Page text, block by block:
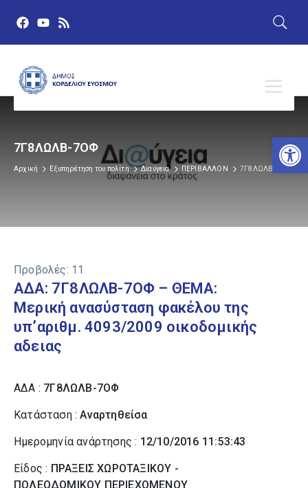
7Γ8ΛΩΛΒ-7ΟΦ
Αρχική Εξυπηρέτηση του πολίτη Διαύγεια ΠΕΡΙΒΑΛΛΟΝ 7Γ8ΛΩΛΒ-7ΟΦ
Προβολές: 11
ΑΔΑ: 7Γ8ΛΩΛΒ-7ΟΦ – ΘΕΜΑ:
Μερική ανασύσταση φακέλου της
υπ’αριθμ. 4093/2009 οικοδομικής
αδειας
ΑΔΑ : 7Γ8ΛΩΛΒ-7ΟΦ
Κατάσταση :Αναρτηθείσα
Ημερομηνία ανάρτησης : 12/10/2016 11:53:43
Είδος : ΠΡΑΞΕΙΣ ΧΩΡΟΤΑΞΙΚΟΥ -
ΠΟΛΕΟΔΟΜΙΚΟΥ ΠΕΡΙΕΧΟΜΕΝΟΥ